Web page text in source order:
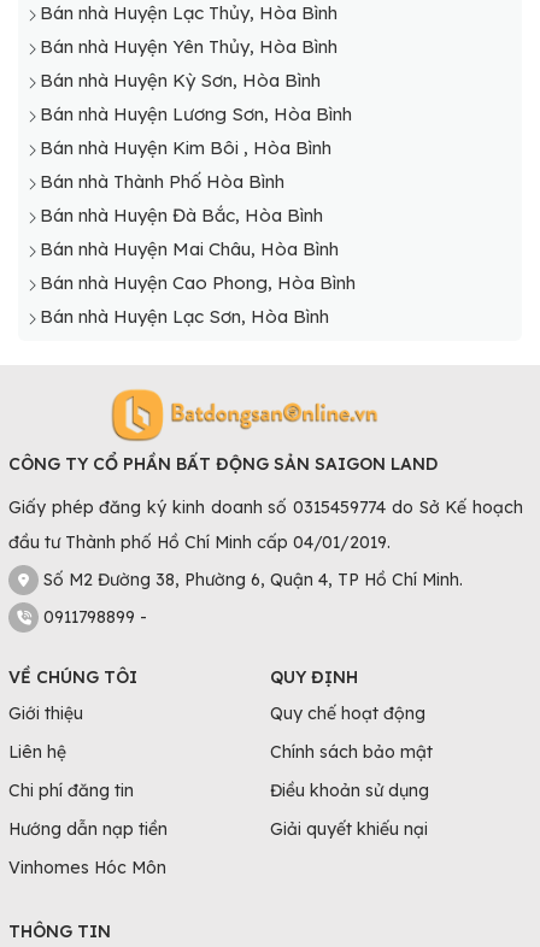
Bán nhà Huyện Lạc Thủy, Hòa Bình
Bán nhà Huyện Yên Thủy, Hòa Bình
Bán nhà Huyện Kỳ Sơn, Hòa Bình
Bán nhà Huyện Lương Sơn, Hòa Bình
Bán nhà Huyện Kim Bôi , Hòa Bình
Bán nhà Thành Phố Hòa Bình
Bán nhà Huyện Đà Bắc, Hòa Bình
Bán nhà Huyện Mai Châu, Hòa Bình
Bán nhà Huyện Cao Phong, Hòa Bình
Bán nhà Huyện Lạc Sơn, Hòa Bình
CÔNG TY CỔ PHẦN BẤT ĐỘNG SẢN SAIGON LAND
Giấy phép đăng ký kinh doanh số 0315459774 do Sở Kế hoạch
đầu tư Thành phố Hồ Chí Minh cấp 04/01/2019.
Số M2 Đường 38, Phường 6, Quận 4, TP Hồ Chí Minh.
0911798899 -
VỀ CHÚNG TÔI
Giới thiệu
Liên hệ
Chi phí đăng tin
Hướng dẫn nạp tiền
Vinhomes Hóc Môn
QUY ĐỊNH
Quy chế hoạt động
Chính sách bảo mật
Điều khoản sử dụng
Giải quyết khiếu nại
THÔNG TIN